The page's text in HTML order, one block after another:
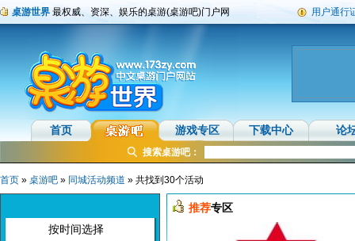
桌游世界 最权威、资深、娱乐的桌游(桌游吧)门户网 用户通行
首页 游戏专区 下载中心 论
搜索桌游吧：
首页 » 桌游吧 » 同城活动频道 » 共找到30个活动
按时间选择
推荐专区